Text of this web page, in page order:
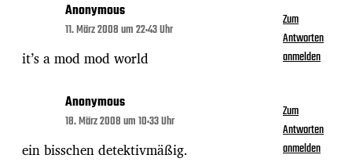
Anonymous
11. März 2008 um 22:43 Uhr
it’s a mod mod world
Zum
Antworten
anmelden
Anonymous
18. März 2008 um 10:33 Uhr
ein bisschen detektivmäßig.
Zum
Antworten
anmelden